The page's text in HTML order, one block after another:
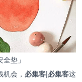
垫」
会， 必集客|必集客这